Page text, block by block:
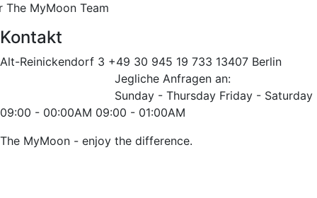
The MyMoon Team
Kontakt
Alt-Reinickendorf 3 +49 30 945 19 733 13407 Berlin
Jegliche Anfragen an:
Sunday - Thursday Friday - Saturday
09:00 - 00:00AM 09:00 - 01:00AM
The MyMoon - enjoy the difference.